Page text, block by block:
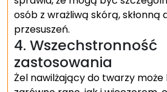
osób z wrażliwą skórą, skłonną
przesuszeń.
4. Wszechstronność
zastosowania
Żel nawilżający do twarzy